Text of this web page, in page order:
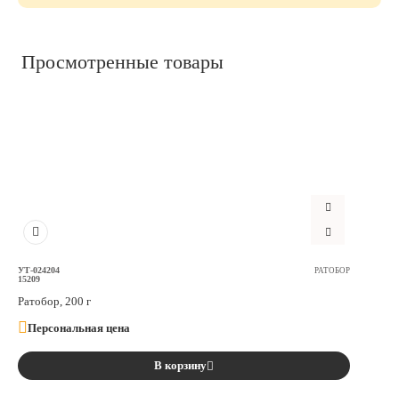
Просмотренные товары
УТ-024204
15209
РАТОБОР
Ратобор, 200 г
Персональная цена
В корзину